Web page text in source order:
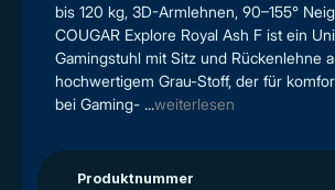
bis 120 kg, 3D-Armlehnen, 90–155°
COUGAR Explore Royal Ash F ist ein
Gamingstuhl mit Sitz und Rückenlehne
hochwertigem Grau-Stoff, der für
bei Gaming- ...weiterlesen
Produktnummer